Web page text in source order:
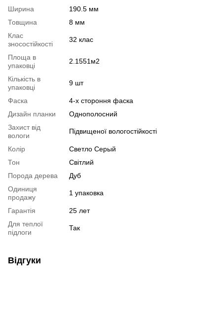
Ширина
190.5 мм
Товщина
8 мм
Клас
зносостійкості
32 клас
Площа в
упаковці
2.1551м2
Кількість в
упаковці
9 шт
Фаска
4-х стороння фаска
Дизайн планки
Однополосний
Захист від
вологи
Підвищеної вологостійкості
Колір
Светло Серый
Тон
Світлий
Порода дерева
Дуб
Одиниця
продажу
1 упаковка
Гарантія
25 лет
Для теплої
підлоги
Так
Відгуки